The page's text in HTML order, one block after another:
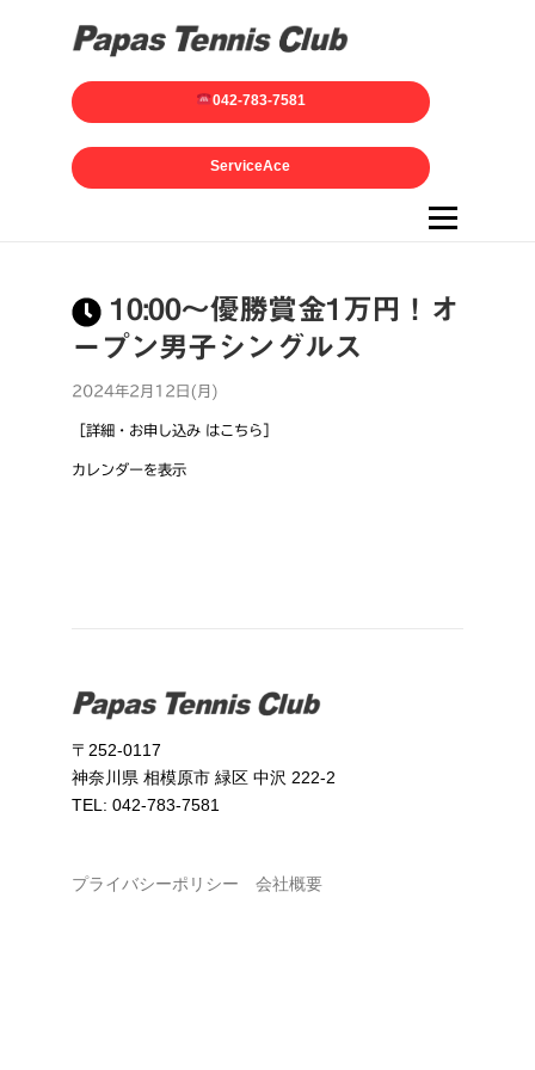
042-783-7581
ServiceAce
メニュー
10:00～優勝賞金1万円！オ
ープン男子シングルス
2024年2月12日(月)
［詳細・お申し込み はこちら］
カレンダーを表示
〒252-0117
神奈川県 相模原市 緑区 中沢 222-2
TEL: 042-783-7581
プライバシーポリシー 会社概要